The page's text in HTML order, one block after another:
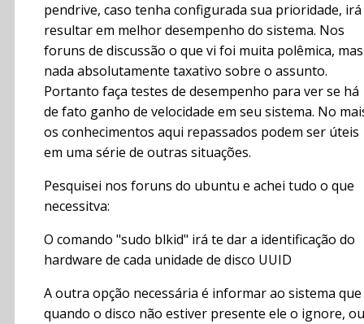
pendrive, caso tenha configurada sua prioridade, irá
resultar em melhor desempenho do sistema. Nos
foruns de discussão o que vi foi muita polêmica, mas
nada absolutamente taxativo sobre o assunto.
Portanto faça testes de desempenho para ver se há
de fato ganho de velocidade em seu sistema. No
os conhecimentos aqui repassados podem ser úteis
em uma série de outras situações.
Pesquisei nos foruns do ubuntu e achei tudo o que
necessitva:
O comando "sudo blkid" irá te dar a identificação do
hardware de cada unidade de disco UUID
A outra opção necessária é informar ao sistema que
quando o disco não estiver presente ele o ignore, ou